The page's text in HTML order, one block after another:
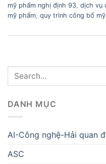
mỹ phẩm nghị định 93, dịch vụ
mỹ phẩm, quy trình công bố
DANH MỤC
AI-Công nghệ-Hải quan
ASC